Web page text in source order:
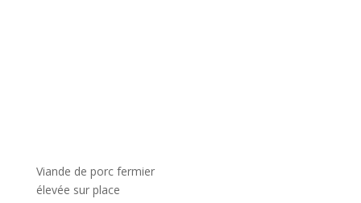
Viande de porc fermier
élevée sur place